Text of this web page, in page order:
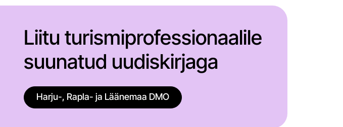
Liitu turismiprofessionaalile
suunatud uudiskirjaga
Harju-, Rapla- ja Läänemaa DMO